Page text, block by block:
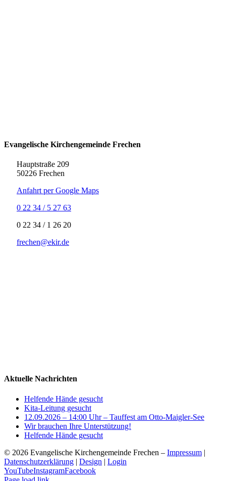
Evangelische Kirchengemeinde Frechen
Hauptstraße 209
50226 Frechen
Anfahrt per Google Maps
0 22 34 / 5 27 63
‍0 22 34 / ‍1 26 20
frechen@ekir.de
Aktuelle Nachrichten
Helfende Hände gesucht
Kita-Leitung gesucht
12.09.2026 – 14:00 Uhr – Tauffest am Otto-Maigler-See
Wir brauchen Ihre Unterstützung!
Helfende Hände gesucht
© 2026 Evangelische Kirchengemeinde Frechen – Impressum |
Datenschutzerklärung | Design | Login
YouTubeInstagramFacebook